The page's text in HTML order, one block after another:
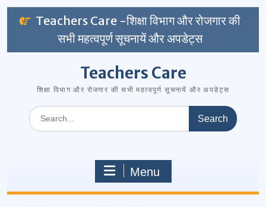
Skip
content
Teachers Care -शिक्षा विभाग और रोजगार की
सभी महत्वपूर्ण सूचनायें और अपडेट्स
Teachers Care
शिक्षा विभाग और रोजगार की सभी महत्वपूर्ण सूचनायें और अपडेट्स
Search
for:
Menu